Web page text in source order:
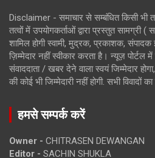
Disclaimer - समाचार से सम्बंधित किसी भी
तत्वों में उपयोगकर्ताओं द्वारा प्रस्तुत सामग्री (
शामिल होगी स्वामी, मुद्रक, प्रकाशक,
ज़िम्मेदार नहीं स्वीकार करता है। न्यूज़ पोर्टल
संवाददाता / खबर देने वाला स्वयं जिम्मेदार
की कोई भी जिम्मेदारी नहीं होगी. सभी विवादों का
हमसे सम्पर्क करें
Owner - CHITRASEN DEWANGAN
Editor - SACHIN SHUKLA